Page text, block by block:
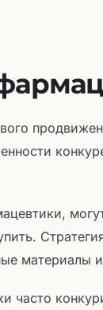
материалы
часто